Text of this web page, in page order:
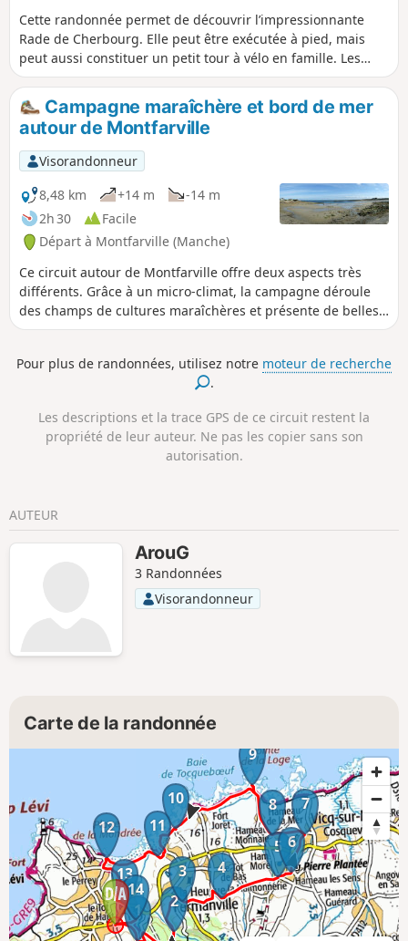
Cette randonnée permet de découvrir l’impressionnante
Rade de Cherbourg. Elle peut être exécutée à pied, mais
peut aussi constituer un petit tour à vélo en famille. Les
chemins sont partout accessibles à vélo et l’itinéraire
comprend un grand kilométrage de pistes cyclables. Malgré
la courte distance, les montées ne sont pas moindres. La
deuxième partie de la randonnée permet de profiter d’une
relative campagne et de coins désuets autour de la ville.
Campagne maraîchère et bord de mer
autour de Montfarville
Visorandonneur
8,48 km
+14 m
-14 m
2h 30
Facile
Départ à Montfarville (Manche)
Ce circuit autour de Montfarville offre deux aspects très
différents. Grâce à un micro-climat, la campagne déroule
des champs de cultures maraîchères et présente de belles
demeures en pierres. Le parcours suit aussi le sentier de la
l’arrivée, ne pas manquer la visite de l’église.
Pour plus de randonnées, utilisez notre moteur de recherche
.
Les descriptions et la trace GPS de ce circuit restent la
propriété de leur auteur. Ne pas les copier sans son
autorisation.
AUTEUR
ArouG
3 Randonnées
Visorandonneur
Carte de la randonnée
1 2
3 4
5 6
7
8
9
10
11
12
13
14